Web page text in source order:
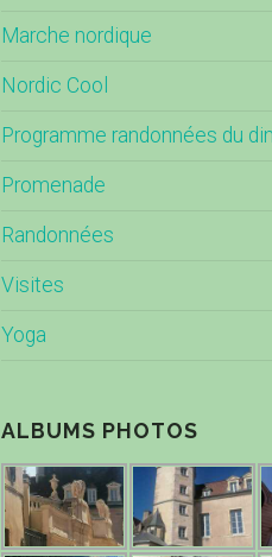
Marche nordique
Nordic Cool
Programme randonnées du
Promenade
Randonnées
Visites
Yoga
ALBUMS PHOTOS